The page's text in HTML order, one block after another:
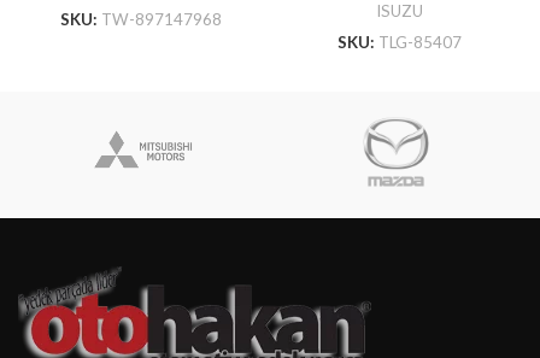
SKU: TW-897147968
ISUZU
SKU: TLG-85407